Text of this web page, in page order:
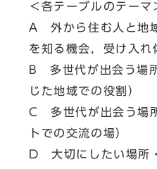
＜各テーブルのテーマ
A 外から住む人と地
を知る機会，受け入れ
B 多世代が出会う場
じた地域での役割）
C 多世代が出会う場
トでの交流の場）
D 大切にしたい場所